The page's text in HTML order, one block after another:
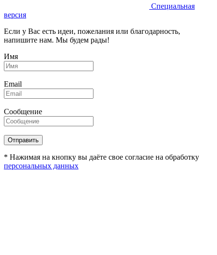
Специальная
версия
Если у Вас есть идеи, пожелания или благодарность,
напишите нам. Мы будем рады!
Имя
Email
Сообщение
* Нажимая на кнопку вы даёте свое согласие на обработку
персональных данных